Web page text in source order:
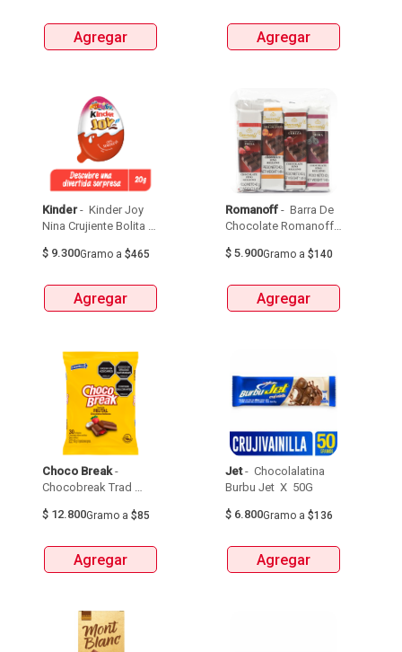
Agregar Agregar
Kinder - Kinder Joy
Nina Crujiente Bolita
$ 9.300Gramo a $465
Agregar
Romanoff - Barra De
Chocolate Romanoff
$ 5.900Gramo a $140
Agregar
Choco Break -
Chocobreak Trad
$ 12.800Gramo a $85
Agregar
Jet - Chocolalatina
$ 6.800Gramo a $136
Agregar